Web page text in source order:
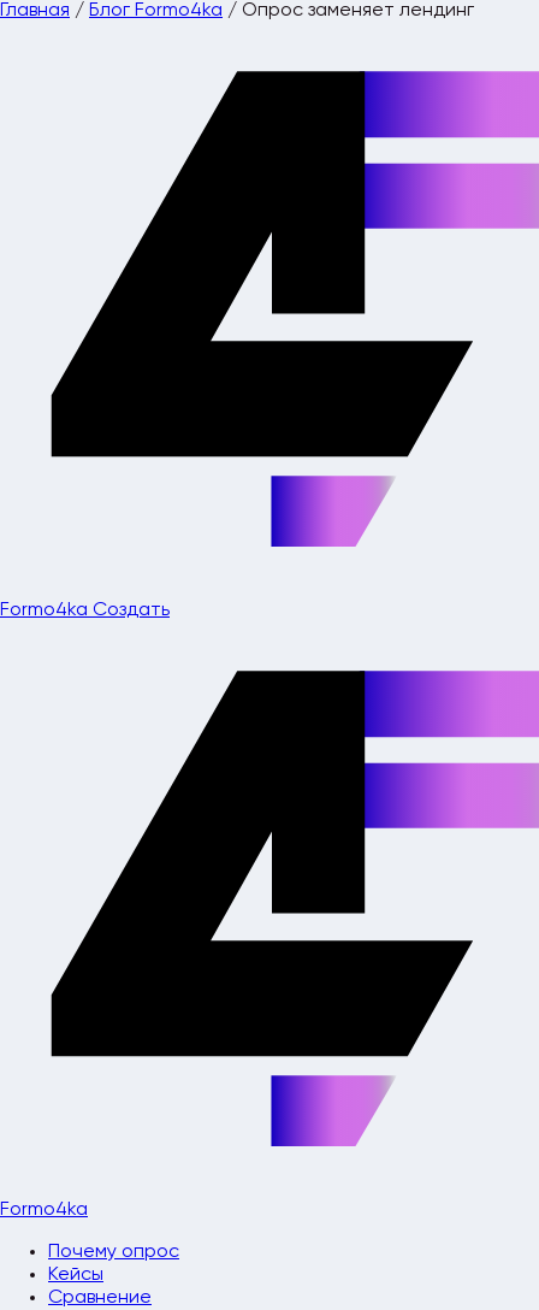
Главная / Блог Formo4ka / Опрос заменяет лендинг
Formo4ka Создать
Formo4ka
Почему опрос
Кейсы
Сравнение